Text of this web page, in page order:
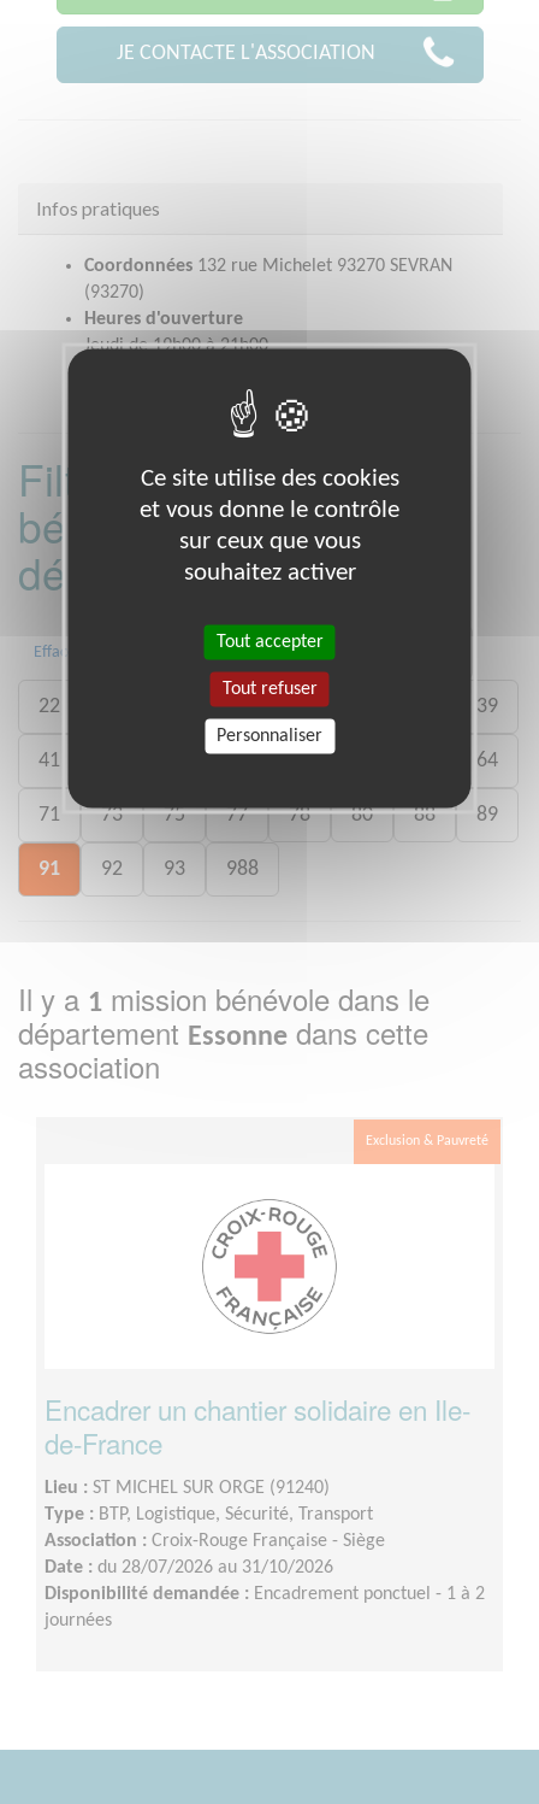
JE CONTACTE L'ASSOCIATION
Infos pratiques
Coordonnées 132 rue Michelet 93270 SEVRAN
(93270)
Heures d'ouverture
Jeudi de 19h00 à 21h00
Filtrer les missions
bénévoles par
département :
Effacer 13 15
22 29 33 39
41 50 54 64
71 73 75 77 78 80 88 89
91 92 93 988
Il y a 1 mission bénévole dans le
département Essonne dans cette
association
Exclusion & Pauvreté
Encadrer un chantier solidaire en Ile-
de-France
Lieu : ST MICHEL SUR ORGE (91240)
Type : BTP, Logistique, Sécurité, Transport
Association : Croix-Rouge Française - Siège
Date : du 28/07/2026 au 31/10/2026
Disponibilité demandée : Encadrement ponctuel - 1 à 2
journées
Ce site utilise des cookies
et vous donne le contrôle
sur ceux que vous
souhaitez activer
Tout accepter
Tout refuser
Personnaliser